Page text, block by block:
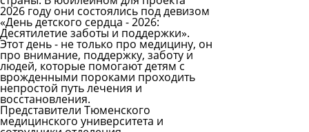
2026 году они состоялись под девизом
«День детского сердца - 2026:
Десятилетие заботы и поддержки».
Этот день - не только про медицину, он
про внимание, поддержку, заботу и
людей, которые помогают детям с
врожденными пороками проходить
непростой путь лечения и
восстановления.
Представители Тюменского
медицинского университета и